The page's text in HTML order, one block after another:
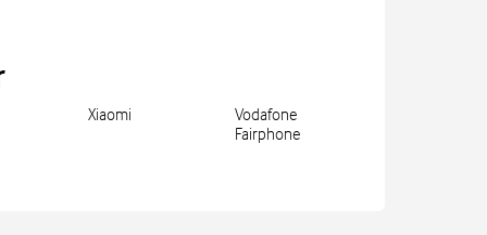
Xiaomi
Vodafone
Fairphone